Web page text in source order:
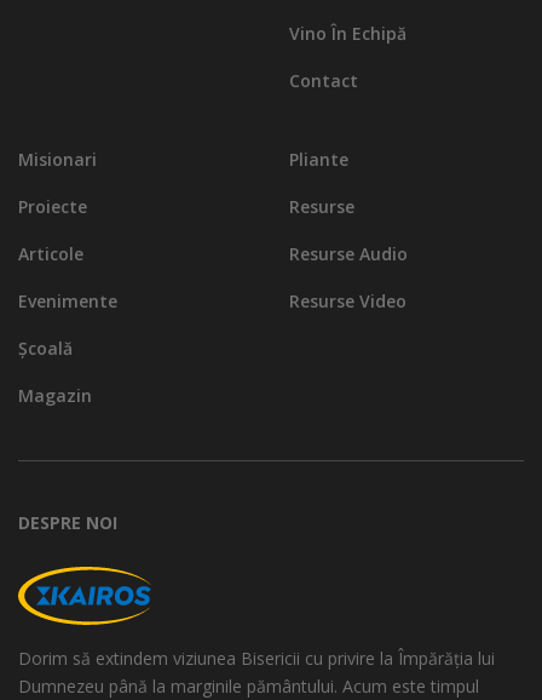
Vino În Echipă
Contact
Misionari
Proiecte
Articole
Evenimente
Școală
Magazin
Pliante
Resurse
Resurse Audio
Resurse Video
DESPRE NOI
Dorim să extindem viziunea Bisericii cu privire la Împărăția lui
Dumnezeu până la marginile pământului. Acum este timpul